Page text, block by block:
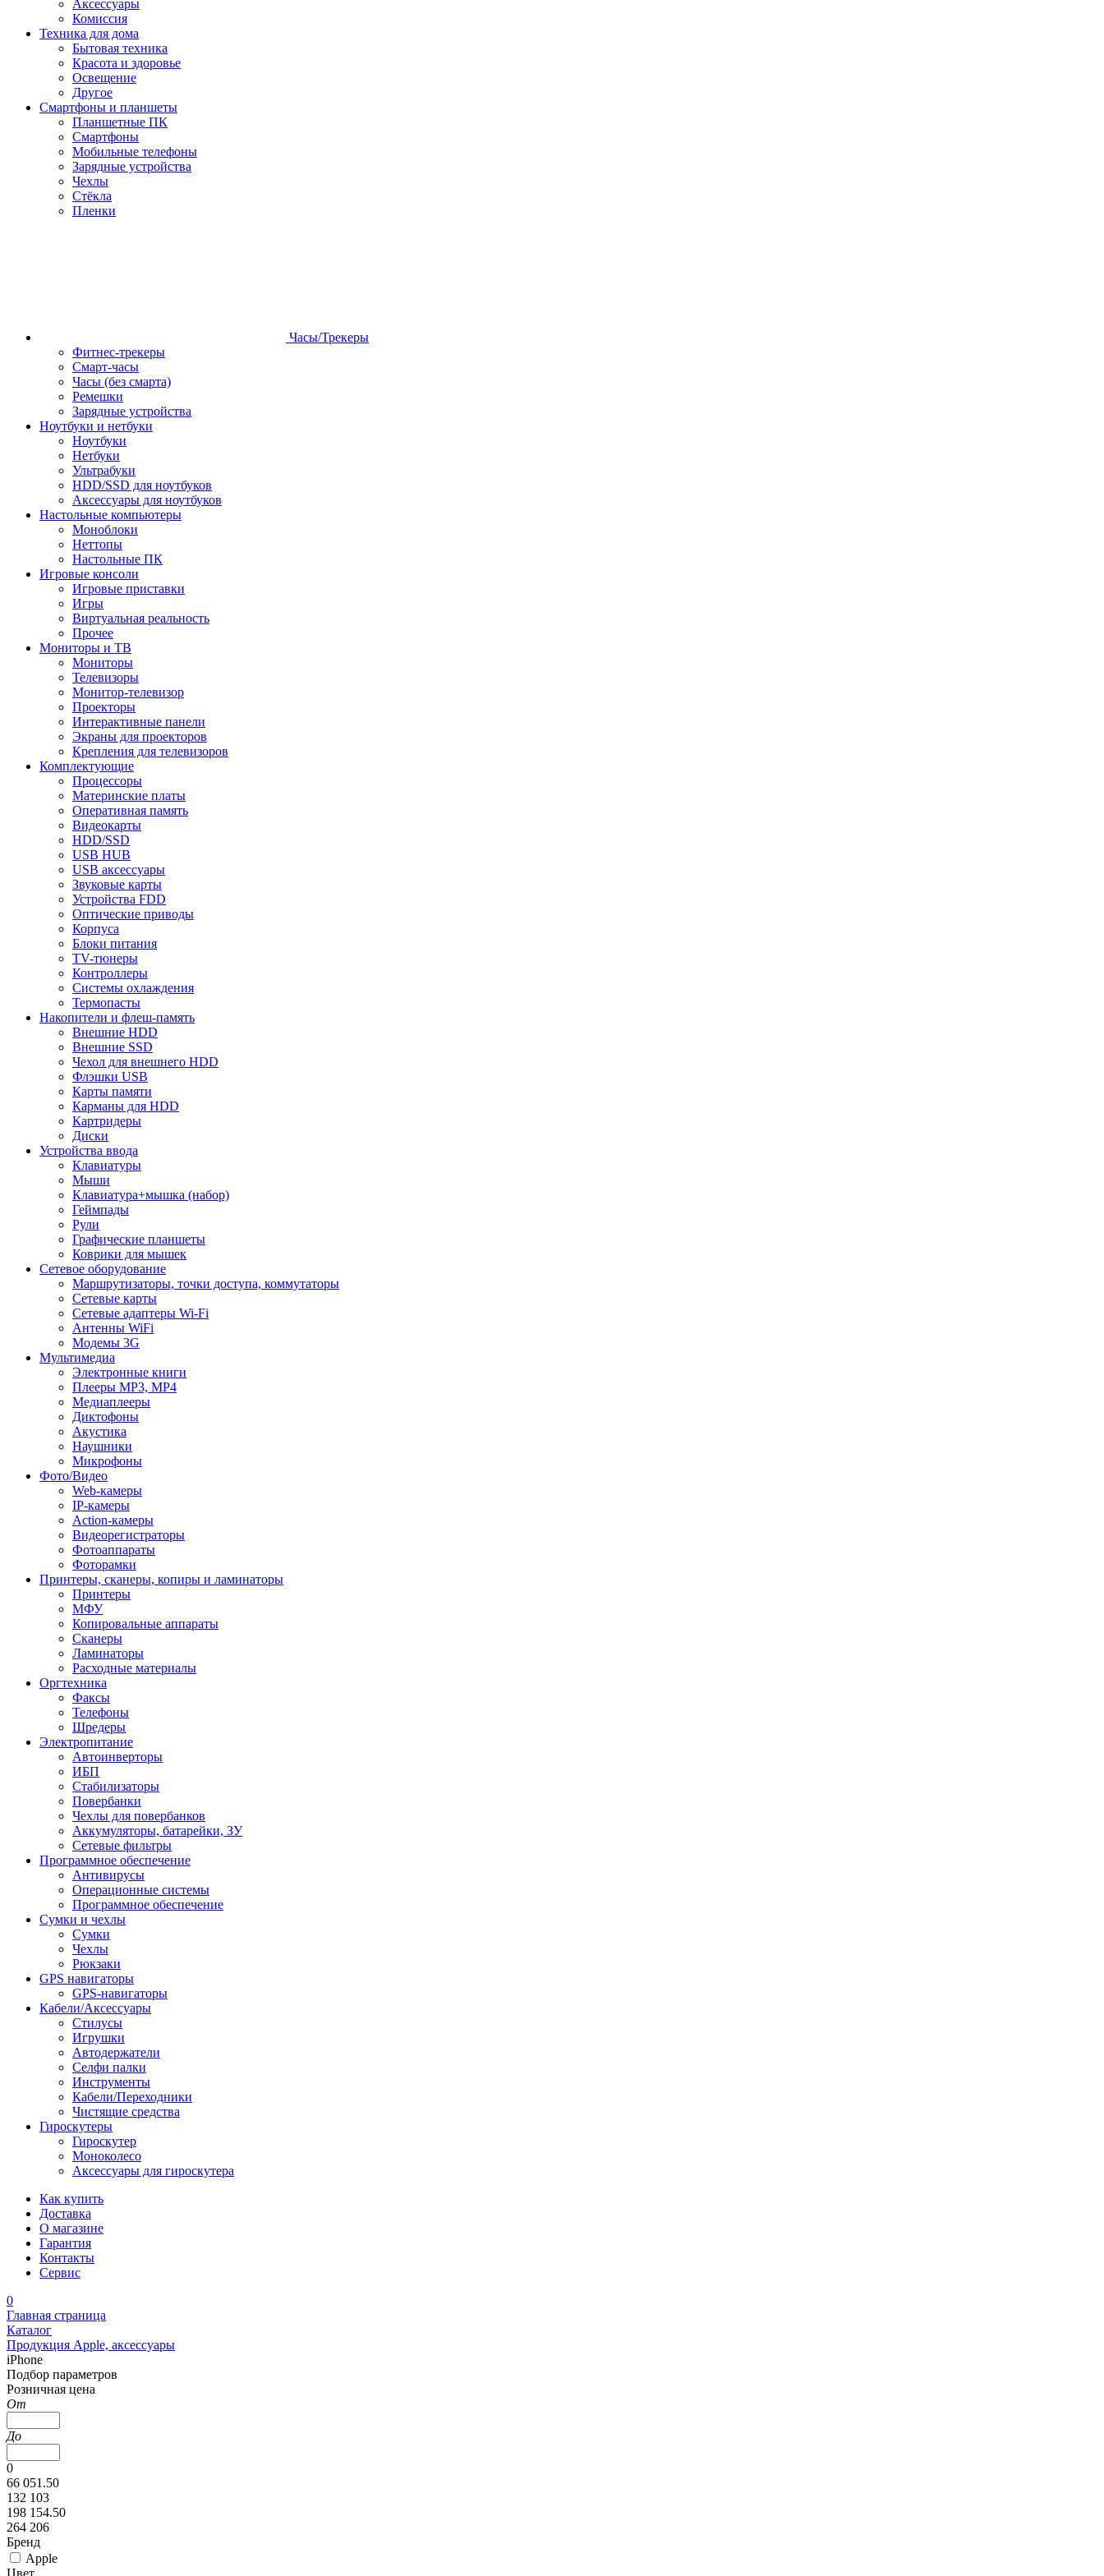
Аксессуары
Комиссия
Техника для дома
Бытовая техника
Красота и здоровье
Освещение
Другое
Смартфоны и планшеты
Планшетные ПК
Смартфоны
Мобильные телефоны
Зарядные устройства
Чехлы
Стёкла
Пленки
Часы/Трекеры
Фитнес-трекеры
Смарт-часы
Часы (без смарта)
Ремешки
Зарядные устройства
Ноутбуки и нетбуки
Ноутбуки
Нетбуки
Ультрабуки
HDD/SSD для ноутбуков
Аксессуары для ноутбуков
Настольные компьютеры
Моноблоки
Неттопы
Настольные ПК
Игровые консоли
Игровые приставки
Игры
Виртуальная реальность
Прочее
Мониторы и ТВ
Мониторы
Телевизоры
Монитор-телевизор
Проекторы
Интерактивные панели
Экраны для проекторов
Крепления для телевизоров
Комплектующие
Процессоры
Материнские платы
Оперативная память
Видеокарты
HDD/SSD
USB HUB
USB аксессуары
Звуковые карты
Устройства FDD
Оптические приводы
Корпуса
Блоки питания
TV-тюнеры
Контроллеры
Системы охлаждения
Термопасты
Накопители и флеш-память
Внешние HDD
Внешние SSD
Чехол для внешнего HDD
Флэшки USB
Карты памяти
Карманы для HDD
Картридеры
Диски
Устройства ввода
Клавиатуры
Мыши
Клавиатура+мышка (набор)
Геймпады
Рули
Графические планшеты
Коврики для мышек
Сетевое оборудование
Маршрутизаторы, точки доступа, коммутаторы
Сетевые карты
Сетевые адаптеры Wi-Fi
Антенны WiFi
Модемы 3G
Мультимедиа
Электронные книги
Плееры MP3, MP4
Медиаплееры
Диктофоны
Акустика
Наушники
Микрофоны
Фото/Видео
Web-камеры
IP-камеры
Action-камеры
Видеорегистраторы
Фотоаппараты
Фоторамки
Принтеры, сканеры, копиры и ламинаторы
Принтеры
МФУ
Копировальные аппараты
Сканеры
Ламинаторы
Расходные материалы
Оргтехника
Факсы
Телефоны
Шредеры
Электропитание
Автоинверторы
ИБП
Стабилизаторы
Повербанки
Чехлы для повербанков
Аккумуляторы, батарейки, ЗУ
Сетевые фильтры
Программное обеспечение
Антивирусы
Операционные системы
Программное обеспечение
Сумки и чехлы
Сумки
Чехлы
Рюкзаки
GPS навигаторы
GPS-навигаторы
Кабели/Аксессуары
Стилусы
Игрушки
Автодержатели
Селфи палки
Инструменты
Кабели/Переходники
Чистящие средства
Гироскутеры
Гироскутер
Моноколесо
Аксессуары для гироскутера
Как купить
Доставка
О магазине
Гарантия
Контакты
Сервис
0
Главная страница
Каталог
Продукция Apple, аксессуары
iPhone
Подбор параметров
Розничная цена
От
До
0
66 051.50
132 103
198 154.50
264 206
Бренд
Apple
Цвет